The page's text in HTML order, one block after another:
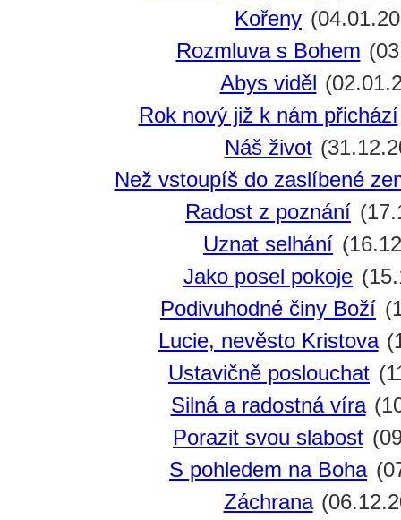
Kořeny
Rozmluva s Bohem
Abys viděl
Rok nový již k nám přichází
Náš život
Než vstoupíš do zaslíbené
Radost z poznání
Uznat selhání
Jako posel pokoje
Podivuhodné činy Boží
Lucie, nevěsto Kristova
Ustavičně poslouchat
Silná a radostná víra
Porazit svou slabost
S pohledem na Boha
Záchrana